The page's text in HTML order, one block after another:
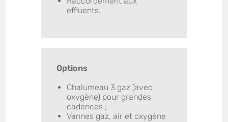
effluents.
Options
Chalumeau 3 gaz (avec
oxygène) pour grandes
cadences ;
Vannes gaz, air et oxygène